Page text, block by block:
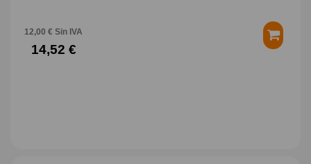
12,00 € Sin IVA
14,52 €